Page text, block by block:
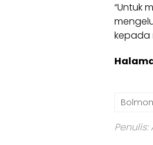
“Untuk
kepada
Penulis: